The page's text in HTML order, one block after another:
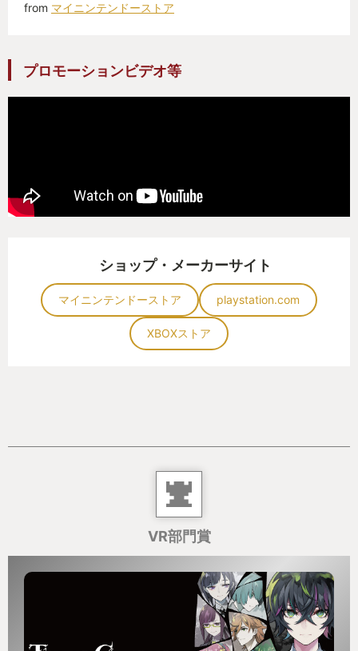
from マイニンテンドーストア
プロモーションビデオ等
ショップ・メーカーサイト
マイニンテンドーストア playstation.com
XBOXストア
VR部門賞